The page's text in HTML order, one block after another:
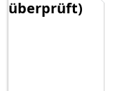
überprüft)